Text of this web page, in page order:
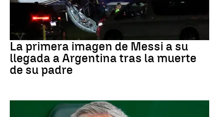
Leo Messi
La primera imagen de Messi a su
llegada a Argentina tras la muerte
de su padre